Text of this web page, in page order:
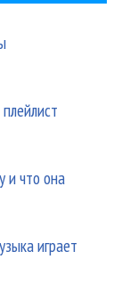
и что она
играет